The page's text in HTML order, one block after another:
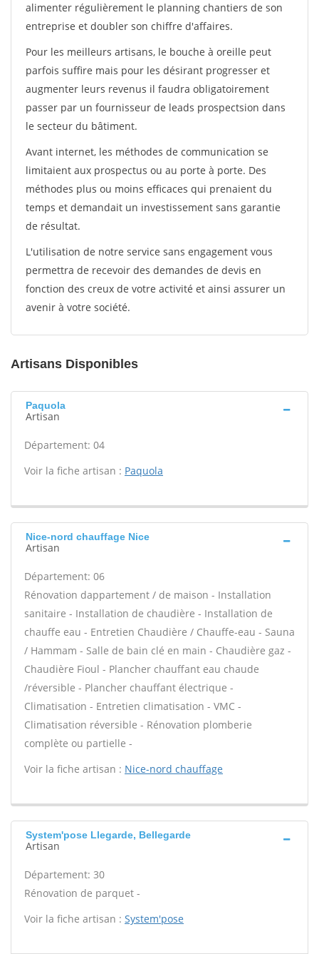
alimenter régulièrement le planning chantiers de son
entreprise et doubler son chiffre d'affaires.
Pour les meilleurs artisans, le bouche à oreille peut
parfois suffire mais pour les désirant progresser et
augmenter leurs revenus il faudra obligatoirement
passer par un fournisseur de leads prospectsion dans
le secteur du bâtiment.
Avant internet, les méthodes de communication se
limitaient aux prospectus ou au porte à porte. Des
méthodes plus ou moins efficaces qui prenaient du
temps et demandait un investissement sans garantie
de résultat.
L'utilisation de notre service sans engagement vous
permettra de recevoir des demandes de devis en
fonction des creux de votre activité et ainsi assurer un
avenir à votre société.
Artisans Disponibles
Paquola
Artisan
Département: 04
Voir la fiche artisan : Paquola
Nice-nord chauffage Nice
Artisan
Département: 06
Rénovation dappartement / de maison - Installation
sanitaire - Installation de chaudière - Installation de
chauffe eau - Entretien Chaudière / Chauffe-eau - Sauna
/ Hammam - Salle de bain clé en main - Chaudière gaz -
Chaudière Fioul - Plancher chauffant eau chaude
/réversible - Plancher chauffant électrique -
Climatisation - Entretien climatisation - VMC -
Climatisation réversible - Rénovation plomberie
complète ou partielle -
Voir la fiche artisan : Nice-nord chauffage
System'pose Llegarde, Bellegarde
Artisan
Département: 30
Rénovation de parquet -
Voir la fiche artisan : System'pose